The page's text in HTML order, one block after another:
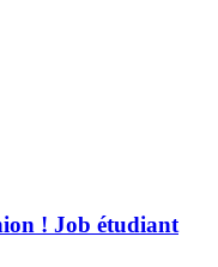
! Job étudiant